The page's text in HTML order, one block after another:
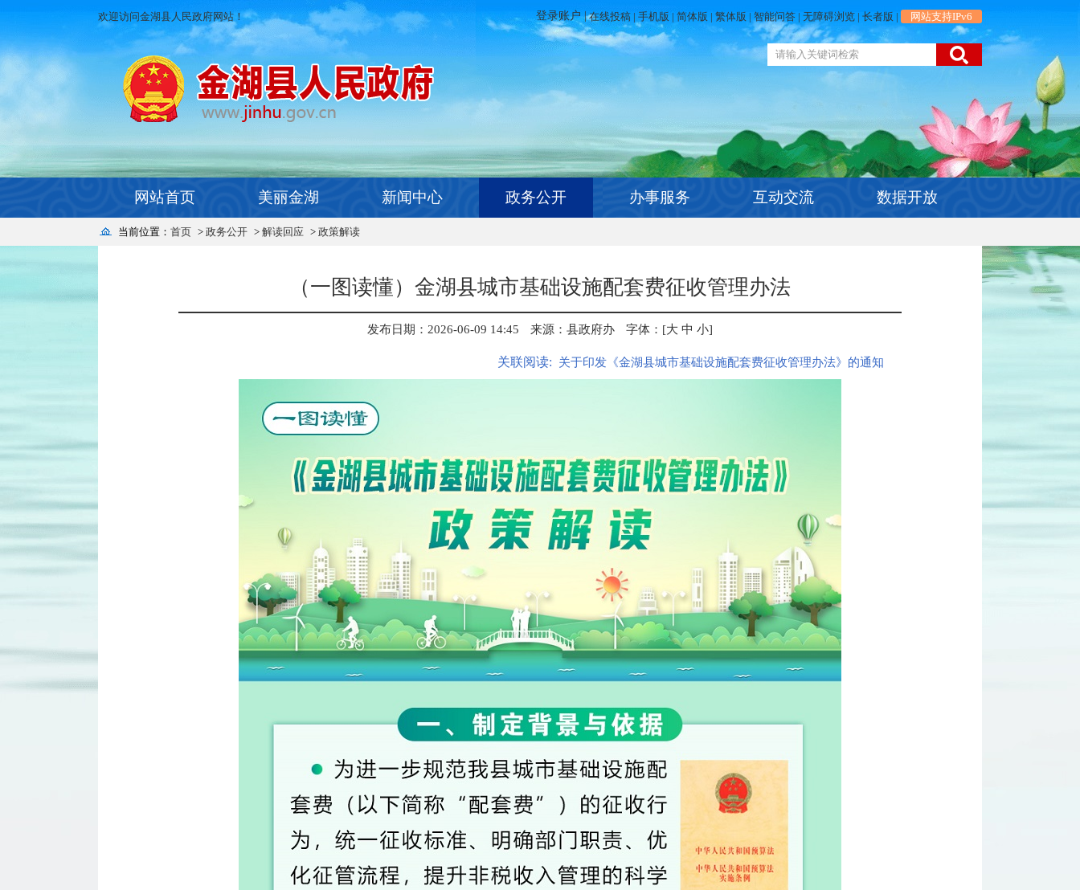
欢迎访问金湖县人民政府网站！ 在线投稿 | 手机版 | 简体版 | 繁体版 | 智能问答 | 无障碍浏览 | 长者版 | 网站支持IPv6
网站首页 美丽金湖 新闻中心 政务公开 办事服务 互动交流 数据开放
当前位置： 首页 > 政务公开 > 解读回应 > 政策解读
（一图读懂）金湖县城市基础设施配套费征收管理办法
发布日期：2026-06-09 14:45 来源：县政府办 字体：[大 中 小]
关联阅读: 关于印发《金湖县城市基础设施配套费征收管理办法》的通知